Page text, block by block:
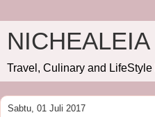
NICHEALEIA
Travel, Culinary and LifeStyle
Sabtu, 01 Juli 2017